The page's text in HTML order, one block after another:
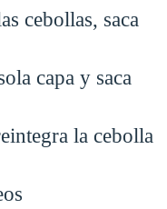
cebollas, saca
capa y saca
la cebolla